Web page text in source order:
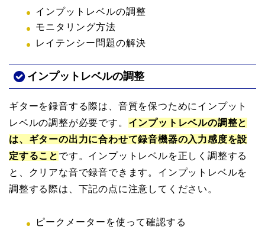
インプットレベルの調整
モニタリング方法
レイテンシー問題の解決
インプットレベルの調整
ギターを録音する際は、音質を保つためにインプット
レベルの調整が必要です。 インプットレベルの調整と
は、ギターの出力に合わせて録音機器の入力感度を設
定すること です。インプットレベルを正しく調整する
と、クリアな音で録音できます。インプットレベルを
調整する際は、下記の点に注意してください。
ピークメーターを使って確認する